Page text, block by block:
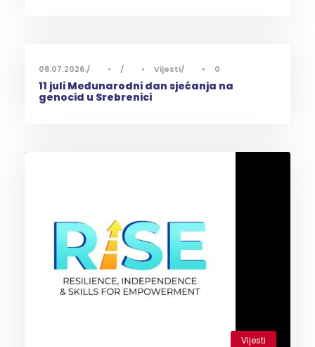
08.07.2026. • • Vijesti • 0
11 juli Međunarodni dan sjećanja na
genocid u Srebrenici
Vijesti